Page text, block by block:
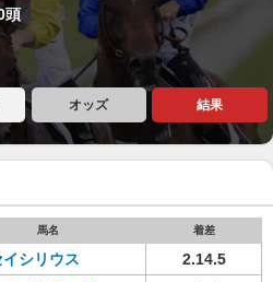
頭
オッズ 結果
馬名 着差
イシリウス
2.14.5